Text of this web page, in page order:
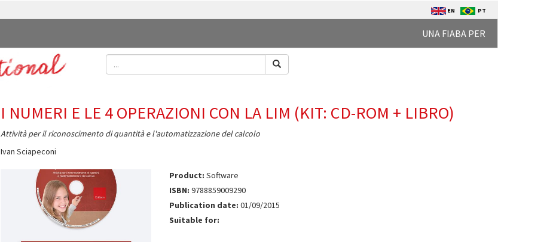
EN PT
UNA FIABA PER
I NUMERI E LE 4 OPERAZIONI CON LA LIM (KIT: CD-ROM + LIBRO)
Attività per il riconoscimento di quantità e l'automatizzazione del calcolo
Ivan Sciapeconi
Product: Software
ISBN: 9788859009290
Publication date: 01/09/2015
Suitable for: